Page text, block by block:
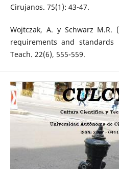
Cirujanos. 75(1): 43-47.
Wojtczak, A. y Schwarz M.R.
requirements and
Teach. 22(6), 555-559.